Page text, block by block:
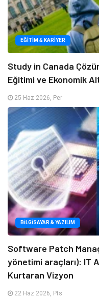
EĞITIM & KARIYER
Study in Canada
Eğitimi ve Ekonomik
25 Haz 2026, Per
BILGISAYAR & YAZILIM
Software Patch
yönetimi araçları): IT
Kurtaran Vizyon
22 Haz 2026, Pts